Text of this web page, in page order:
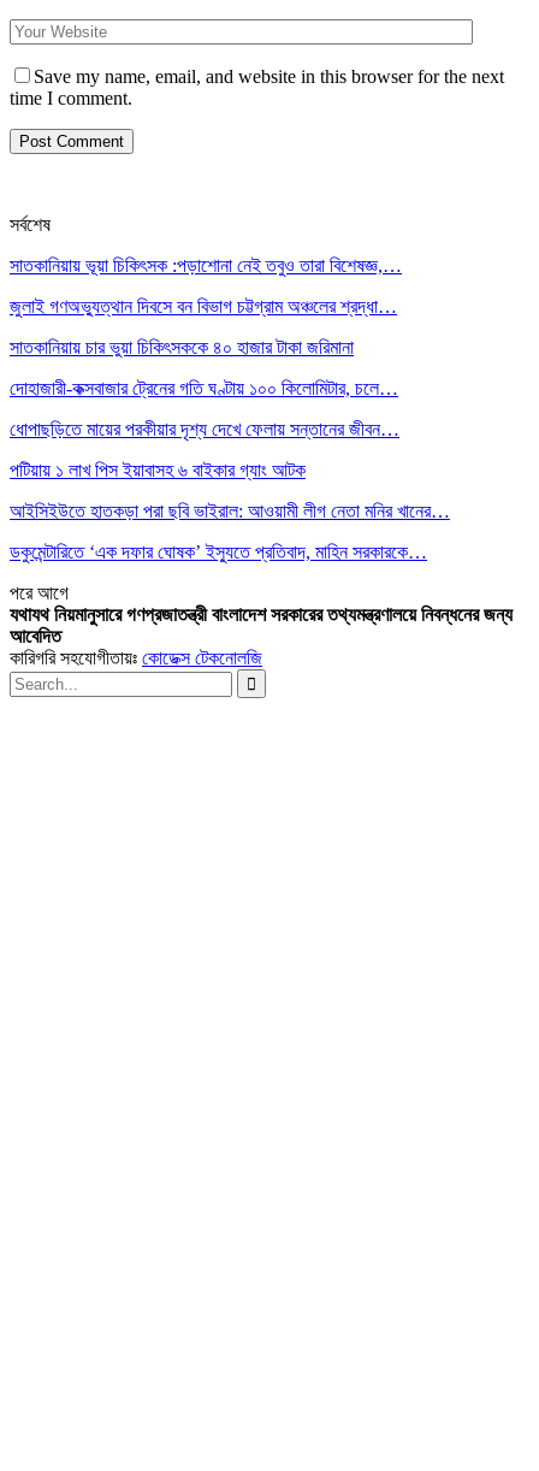
Save my name, email, and website in this browser for the next
time I comment.
সর্বশেষ
সাতকানিয়ায় ভূয়া চিকিৎসক :পড়াশোনা নেই তবুও তারা বিশেষজ্ঞ,…
জুলাই গণঅভ্যুত্থান দিবসে বন বিভাগ চট্টগ্রাম অঞ্চলের শ্রদ্ধা…
সাতকানিয়ায় চার ভুয়া চিকিৎসককে ৪০ হাজার টাকা জরিমানা
দোহাজারী-কক্সবাজার ট্রেনের গতি ঘণ্টায় ১০০ কিলোমিটার, চলে…
ধোপাছড়িতে মায়ের পরকীয়ার দৃশ্য দেখে ফেলায় সন্তানের জীবন…
পটিয়ায় ১ লাখ পিস ইয়াবাসহ ৬ বাইকার গ্যাং আটক
আইসিইউতে হাতকড়া পরা ছবি ভাইরাল: আওয়ামী লীগ নেতা মনির খানের…
ডকুমেন্টারিতে ‘এক দফার ঘোষক’ ইস্যুতে প্রতিবাদ, মাহিন সরকারকে…
পরেআগে
যথাযথ নিয়মানুসারে গণপ্রজাতন্ত্রী বাংলাদেশ সরকারের তথ্যমন্ত্রণালয়ে নিবন্ধনের জন্য
আবেদিত
কারিগরি সহযোগীতায়ঃ কোডেক্স টেকনোলজি